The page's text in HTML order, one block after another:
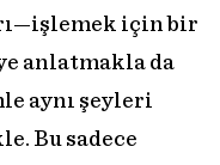
için bir
anlatmakla da
aynı şeyleri
Bu sadece